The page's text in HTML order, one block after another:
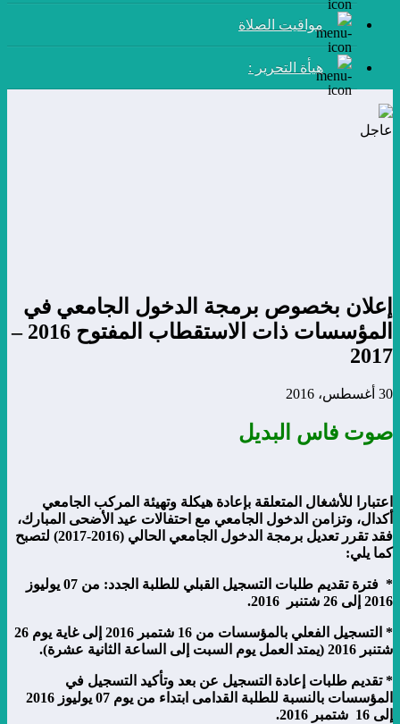
مواقيت الصلاة
هيأة التحرير :
عاجل
إعلان بخصوص برمجة الدخول الجامعي في
المؤسسات ذات الاستقطاب المفتوح 2016 –
2017
30 أغسطس، 2016
صوت فاس البديل
اعتبارا للأشغال المتعلقة بإعادة هيكلة وتهيئة المركب الجامعي
أكدال، وتزامن الدخول الجامعي مع احتفالات عيد الأضحى المبارك،
فقد تقرر تعديل برمجة الدخول الجامعي الحالي (2016-2017) لتصبح
كما يلي:
* فترة تقديم طلبات التسجيل القبلي للطلبة الجدد: من
07 يوليوز
2016 إلى 26
شتنبر
* التسجيل الفعلي بالمؤسسات من 16 شتمبر 2016 إلى غاية يوم 26
شتنبر 6 (يمتد العمل يوم السبت إلى الساعة الثانية عشرة).
* تقديم طلبات إعادة التسجيل عن بعد وتأكيد التسجيل في
المؤسسات بالنسبة للطلبة القدامى ابتداء من يوم 07 يوليوز 2016
إلى 16 شتمبر 2016.